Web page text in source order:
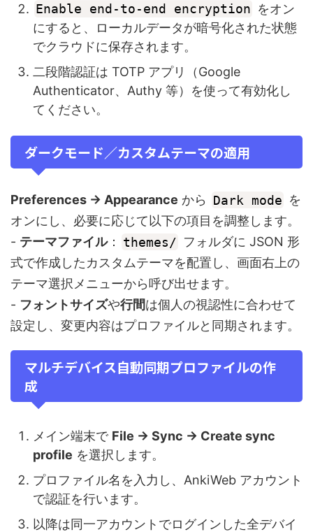
Enable end‑to‑end encryption をオン
にすると、ローカルデータが暗号化された状態
でクラウドに保存されます。
二段階認証は TOTP アプリ（Google
Authenticator、Authy 等）を使って有効化し
てください。
ダークモード／カスタムテーマの適用
Preferences → Appearance から Dark mode を
オンにし、必要に応じて以下の項目を調整します。
- テーマファイル： themes/ フォルダに JSON 形
式で作成したカスタムテーマを配置し、画面右上の
テーマ選択メニューから呼び出せます。
- フォントサイズや行間は個人の視認性に合わせて
設定し、変更内容はプロファイルと同期されます。
マルチデバイス自動同期プロファイルの作
成
メイン端末で File → Sync → Create sync
profile を選択します。
プロファイル名を入力し、AnkiWeb アカウント
で認証を行います。
以降は同一アカウントでログインした全デバイ